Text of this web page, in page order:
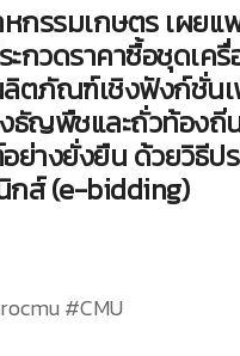
กรรมเกษตร เผยแ
กวดราคาซื้อชุดเครื่
ภัณฑ์เชิงฟังก์ชั่นเ
ญพืชและถั่วท้องถิ่
างยั่งยืน ด้วยวิธีปร
กส์ (e-bidding)
#CMU